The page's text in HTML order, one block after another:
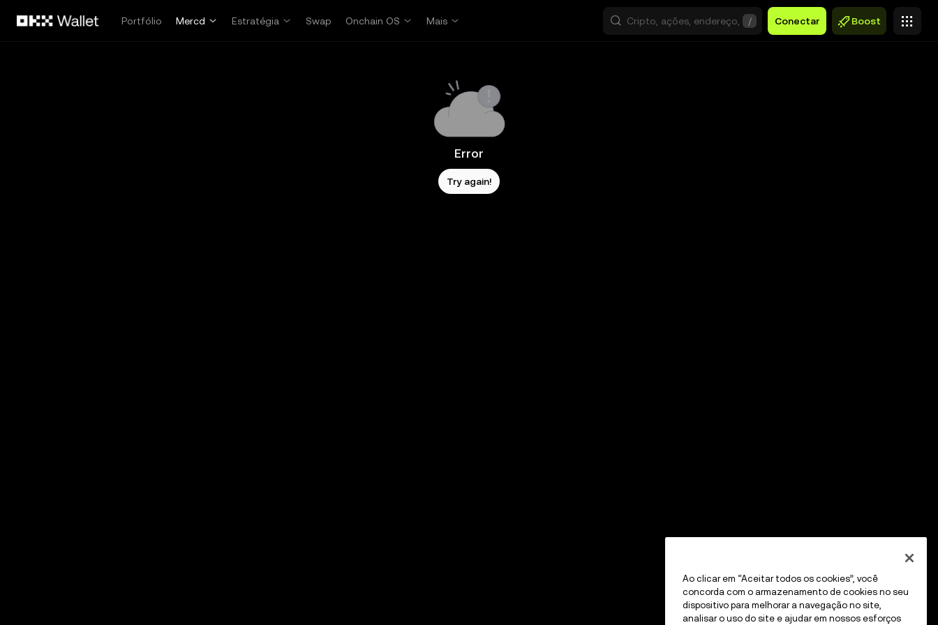
Portfólio
Mercd Estratégia Swap Onchain OS Mais / Conectar Boost
Error
Try again!
Ao clicar em “Aceitar todos os cookies”, você
concorda com o armazenamento de cookies no seu
dispositivo para melhorar a navegação no site,
analisar o uso do site e ajudar em nossos esforços